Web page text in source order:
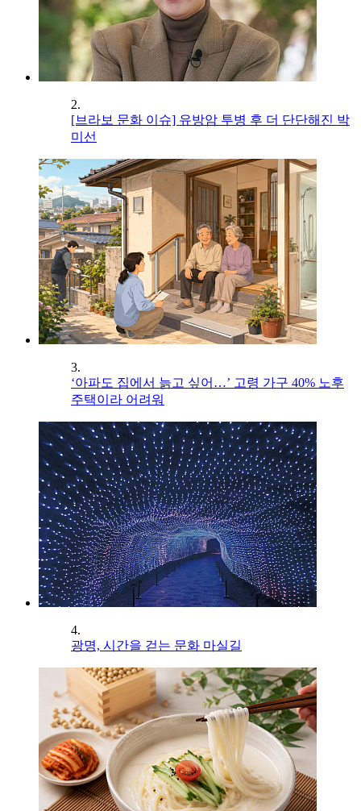
2.
[브라보 문화 이슈] 유방암 투병 후 더 단단해진 박
미선
3.
‘아파도 집에서 늙고 싶어…’ 고령 가구 40% 노후
주택이라 어려워
4.
광명, 시간을 걷는 문화 마실길